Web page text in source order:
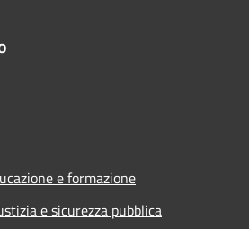
e formazione
e sicurezza pubblica